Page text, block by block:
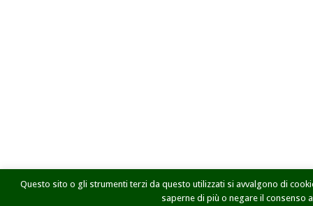
Questo sito o gli strumenti terzi da questo utilizzati si avvalgono di
saperne di più o negare il consenso